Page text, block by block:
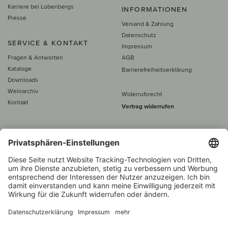
Karriere bei Lobenbergs
Presse
SERVICE & KONTAKT
Fragen & Antworten
Kataloge
Downloads
Weinarchiv
Kontakt
INFORMATIONEN
Versand & Zahlung
Datenschutz
Impressum
AGB
Barrierefreiheitserklärung
Widerrufsrecht
Vertrag widerrufen
Alle Preise inkl. MwSt., zzgl. 5 €
60 € versand­kosten­
Beratung unter